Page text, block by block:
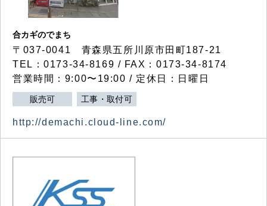
合カギのでまち
〒037-0041 青森県五所川原市田町187-21
TEL：0173-34-8169 / FAX：0173-34-8174
営業時間：9:00〜19:00 / 定休日：日曜日
販売可 工事・取付可
http://demachi.cloud-line.com/